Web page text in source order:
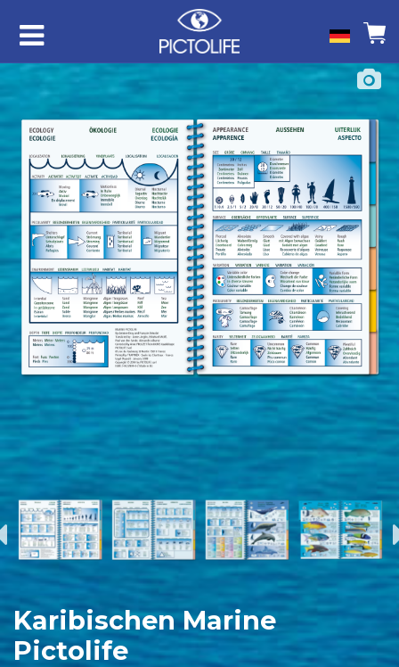
Karibischen Marine
Pictolife